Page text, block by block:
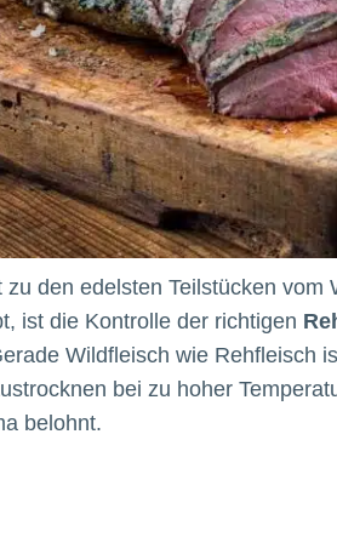
zu den edelsten Teilstücken
ist die Kontrolle der richtigen
Wildfleisch wie Rehfleisch
bei zu hoher
belohnt.